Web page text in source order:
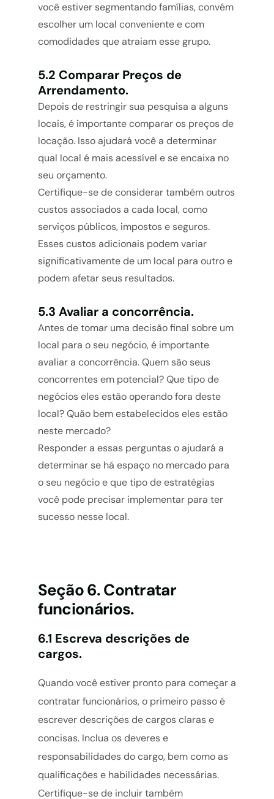
você estiver segmentando famílias, convém
escolher um local conveniente e com
comodidades que atraiam esse grupo.
5.2 Comparar Preços de
Arrendamento.
Depois de restringir sua pesquisa a alguns
locais, é importante comparar os preços de
locação. Isso ajudará você a determinar
qual local é mais acessível e se encaixa no
seu orçamento.
Certifique-se de considerar também outros
custos associados a cada local, como
serviços públicos, impostos e seguros.
Esses custos adicionais podem variar
significativamente de um local para outro e
podem afetar seus resultados.
5.3 Avaliar a concorrência.
Antes de tomar uma decisão final sobre um
local para o seu negócio, é importante
avaliar a concorrência. Quem são seus
concorrentes em potencial? Que tipo de
negócios eles estão operando fora deste
local? Quão bem estabelecidos eles estão
neste mercado?
Responder a essas perguntas o ajudará a
determinar se há espaço no mercado para
o seu negócio e que tipo de estratégias
você pode precisar implementar para ter
sucesso nesse local.
Seção 6. Contratar
funcionários.
6.1 Escreva descrições de
cargos.
Quando você estiver pronto para começar a
contratar funcionários, o primeiro passo é
escrever descrições de cargos claras e
concisas. Inclua os deveres e
responsabilidades do cargo, bem como as
qualificações e habilidades necessárias.
Certifique-se de incluir também